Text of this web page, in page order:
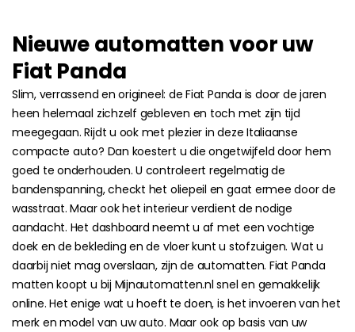
Nieuwe automatten voor uw
Fiat Panda
Slim, verrassend en origineel: de Fiat Panda is door de jaren
heen helemaal zichzelf gebleven en toch met zijn tijd
meegegaan. Rijdt u ook met plezier in deze Italiaanse
compacte auto? Dan koestert u die ongetwijfeld door hem
goed te onderhouden. U controleert regelmatig de
bandenspanning, checkt het oliepeil en gaat ermee door de
wasstraat. Maar ook het interieur verdient de nodige
aandacht. Het dashboard neemt u af met een vochtige
doek en de bekleding en de vloer kunt u stofzuigen. Wat u
daarbij niet mag overslaan, zijn de automatten. Fiat Panda
matten koopt u bij Mijnautomatten.nl snel en gemakkelijk
online. Het enige wat u hoeft te doen, is het invoeren van het
merk en model van uw auto. Maar ook op basis van uw